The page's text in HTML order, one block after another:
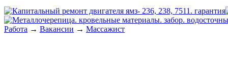
Работа → Вакансии → Массажист